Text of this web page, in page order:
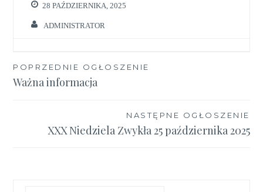
28 PAŹDZIERNIKA, 2025
ADMINISTRATOR
Nawigacja
wpisu
POPRZEDNIE OGŁOSZENIE
Ważna informacja
NASTĘPNE OGŁOSZENIE
XXX Niedziela Zwykła 25 października 2025